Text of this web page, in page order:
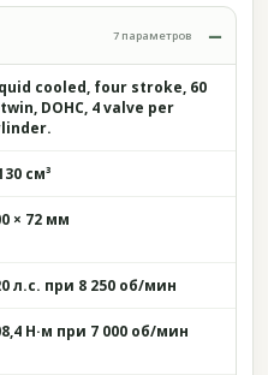
7 параметров
cooled, four stroke, 60
DOHC, 4 valve per
см³
× 72 мм
л.с. при 8 250 об/мин
Н·м при 7 000 об/мин